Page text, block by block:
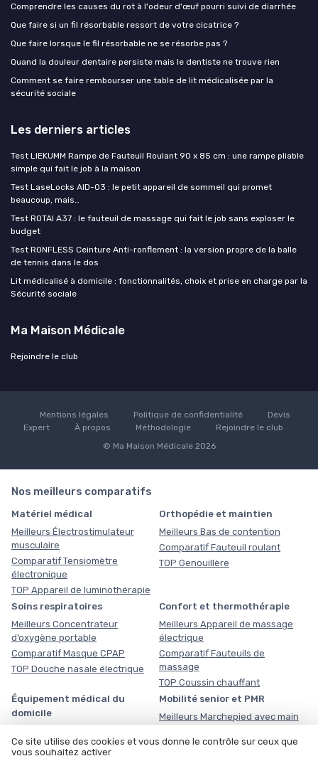
Comprendre les causes du rot à l'odeur d'œuf pourri suivi de diarrhée
Que faire si un fil résorbable ressort de votre cicatrice ?
Que faire lorsque le fil résorbable ne se résorbe pas ?
Quand la douleur dentaire persiste mais le dentiste ne trouve rien
Comment se faire rembourser une table de lit médicalisée par la
sécurité sociale
Les derniers articles
Test LIEKUMM Rampe de Fauteuil Roulant 90 x 85 cm : une rampe pliable
simple qui fait le job à la maison
Test LaseLocks AID-03 : le petit appareil de sommeil qui promet
beaucoup, mais…
Test ROTAI A37 : le fauteuil de massage qui fait le job sans exploser le
budget
Test RONFLESS Ceinture Anti-ronflement : la version propre de la balle
de tennis dans le dos
Lit médicalisé à domicile : fonctionnalités, choix et prise en charge par la
Sécurité sociale
Ma Maison Médicale
Rejoindre le club
Mentions légales Politique de confidentialité
Devis
Expert
À propos Méthodologie
Rejoindre le club
© Ma Maison Médicale 2026
Nos meilleurs comparatifs
Matériel médical
Meilleurs Électrostimulateur
musculaire
Comparatif Tensiomètre
électronique
TOP Appareil de luminothérapie
Orthopédie et maintien
Meilleurs Bas de contention
Comparatif Fauteuil roulant
TOP Genouillère
Soins respiratoires
Meilleurs Concentrateur
d’oxygène portable
Comparatif Masque CPAP
TOP Douche nasale électrique
Confort et thermothérapie
Meilleurs Appareil de massage
électrique
Comparatif Fauteuils de
massage
TOP Coussin chauffant
Équipement médical du
domicile
Comparatif Lève-personne
Mobilité senior et PMR
Meilleurs Marchepied avec main
Comparatif Verticaliseur
Ce site utilise des cookies et vous donne le contrôle sur ceux que
vous souhaitez activer